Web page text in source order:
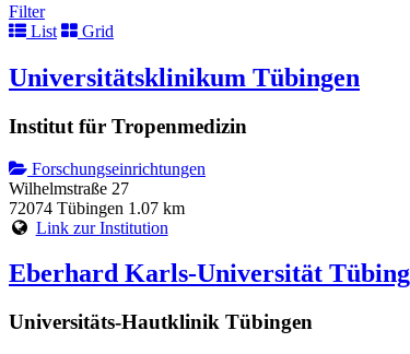
Filter
List
Grid
Universitätsklinikum Tübingen
Institut für Tropenmedizin
Forschungseinrichtungen
Wilhelmstraße 27
72074 Tübingen 1.07 km
Link zur Institution
Eberhard Karls-Universität
Universitäts-Hautklinik Tübingen